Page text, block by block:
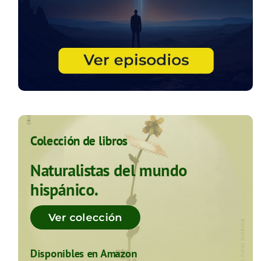
Colección de libros
Naturalistas del mundo
hispánico.
Ver colección
Disponibles en Amazon